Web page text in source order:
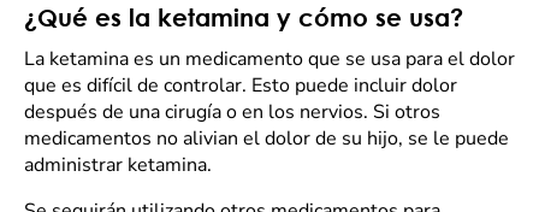
¿Qué es la ketamina y cómo se usa?
La ketamina es un medicamento que se usa para el dolor
que es difícil de controlar. Esto puede incluir dolor
después de una cirugía o en los nervios. Si otros
medicamentos no alivian el dolor de su hijo, se le puede
administrar ketamina.